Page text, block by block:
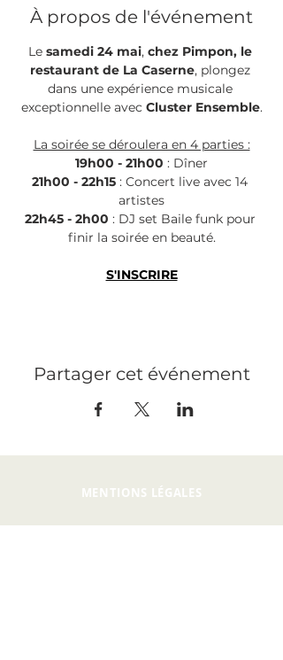
À propos de l'événement
Le samedi 24 mai, chez Pimpon, le
restaurant de La Caserne, plongez
dans une expérience musicale
exceptionnelle avec Cluster Ensemble.
La soirée se déroulera en 4 parties :
19h00 - 21h00 : Dîner
21h00 - 22h15 : Concert live avec 14
artistes
22h45 - 2h00 : DJ set Baile funk pour
finir la soirée en beauté.
S'INSCRIRE
Partager cet événement
MENTIONS LÉGALES